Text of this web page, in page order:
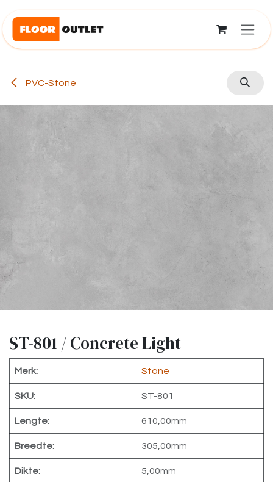
PVC-Stone
ST-801 / Concrete Light
Merk: Stone
SKU: ST-801
Lengte: 610,00mm
Breedte: 305,00mm
Dikte: 5,00mm